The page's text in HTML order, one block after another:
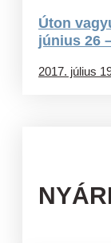
Úton
június 26
2017. július